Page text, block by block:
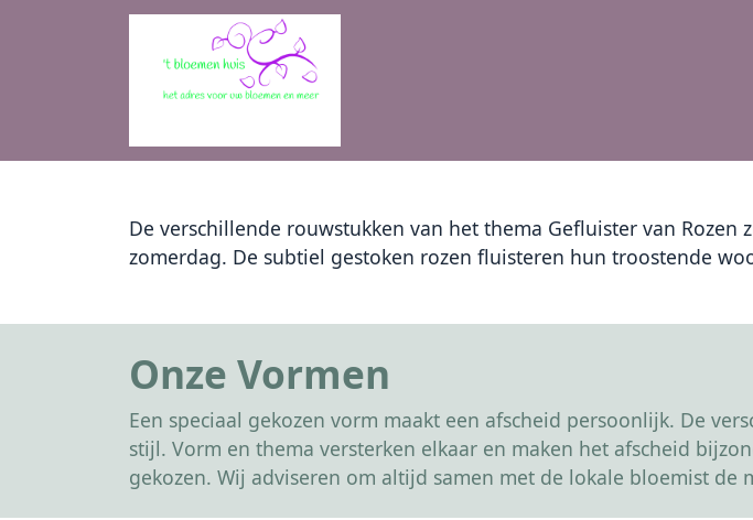
De verschillende rouwstukken van het thema Gefluister van
zomerdag. De subtiel gestoken rozen fluisteren hun troostende
Onze Vormen
Een speciaal gekozen vorm maakt een afscheid persoonlijk. De
stijl. Vorm en thema versterken elkaar en maken het afscheid
gekozen. Wij adviseren om altijd samen met de lokale bloemist de